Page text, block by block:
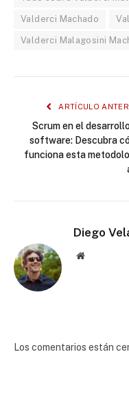
Valderci Machado
Valderci Malagosini
ARTÍCULO
Scrum en el
software: Descubra
funciona esta
Diego
Website
Los comentarios están